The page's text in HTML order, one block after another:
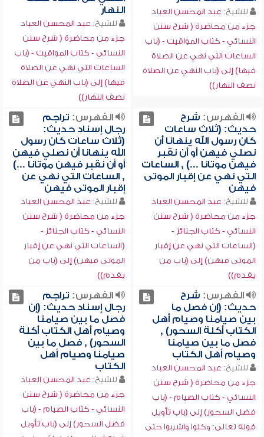
للشيخ: عبد المحسن العباد
جزء من محاضرة ( شرح سنن
النسائي - كتاب المواقيت - (باب
الساعات التي نهي عن الصلاة
فيها) إلى (باب النهي عن الصلاة
نصف النهار))
النهار
للشيخ: عبد المحسن العباد
جزء من محاضرة ( شرح سنن
النسائي - كتاب المواقيت - (باب
الساعات التي نهي عن الصلاة
فيها) إلى (باب النهي عن الصلاة
نصف النهار))
الفهرس: شرح
حديث: (ثلاث ساعات
كان رسول الله ينهانا أن
نصلي فيهن أو أن نقبر
فيهن موتانا ...) , الساعات
التي نهي عن إقبار الموتى
فيهن
للشيخ: عبد المحسن العباد
جزء من محاضرة ( شرح سنن
النسائي - كتاب الجنائز -
(الساعات التي نهي عن إقبار
الموتى فيهن) إلى (باب من
يقدم))
الفهرس: تراجم
رجال إسناد حديث:
(ثلاث ساعات كان رسول
الله ينهانا أن نصلي فيهن
أو أن نقبر فيهن موتانا ...)
, الساعات التي نهي عن
إقبار الموتى فيهن
للشيخ: عبد المحسن العباد
جزء من محاضرة ( شرح سنن
النسائي - كتاب الجنائز -
(الساعات التي نهي عن إقبار
الموتى فيهن) إلى (باب من
يقدم))
الفهرس: شرح
حديث: (إن فصل ما
بين صيامنا وصيام أهل
الكتاب أكلة السحور) ,
فصل ما بين صيامنا
وصيام أهل الكتاب
للشيخ: عبد المحسن العباد
جزء من محاضرة ( شرح سنن
النسائي - كتاب الصيام - (باب
فضل السحور) إلى (باب تأويل
قوله تعالى: وكلوا واشربوا حتى
الفهرس: تراجم
رجال إسناد حديث: (إن
فصل ما بين صيامنا
وصيام أهل الكتاب أكلة
السحور) , فصل ما بين
صيامنا وصيام أهل
الكتاب
للشيخ: عبد المحسن العباد
جزء من محاضرة ( شرح سنن
النسائي - كتاب الصيام - (باب
فضل السحور) إلى (باب تأويل